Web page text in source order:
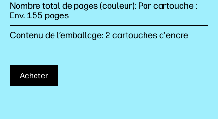
Nombre total de pages (couleur): Par cartouche :
Env. 155 pages
Contenu de l’emballage: 2 cartouches d'encre
Acheter